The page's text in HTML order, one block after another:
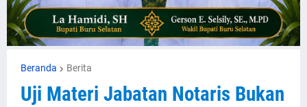
Beranda Berita
Uji Materi Jabatan Notaris Bukan